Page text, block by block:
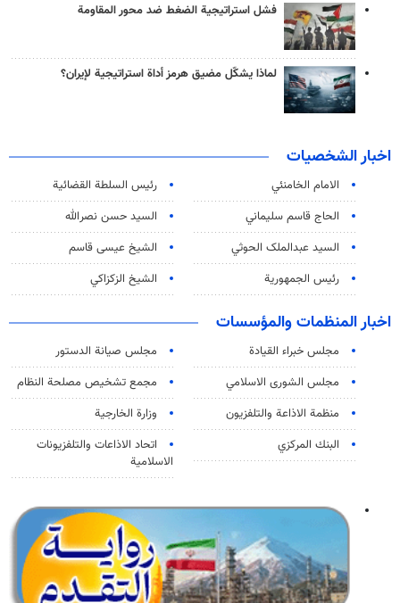
فشل استراتيجية الضغط ضد محور المقاومة
لماذا يشكّل مضيق هرمز أداة استراتيجية لإيران؟
اخبار الشخصيات
الامام الخامنئي
رئیس السلطة القضائیة
الحاج قاسم سليماني
السيد حسن نصرالله
السید عبدالملک الحوثي
الشيخ عيسى قاسم
رئيس الجمهورية
الشيخ الزكزاكي
اخبار المنظمات والمؤسسات
مجلس خبراء القيادة
مجلس صيانة الدستور
مجلس الشورى الاسلامي
مجمع تشخيص مصلحة النظام
منظمة الاذاعة والتلفزیون
وزارة الخارجية
البنك المركزي
اتحاد الاذاعات والتلفزيونات
الاسلامية